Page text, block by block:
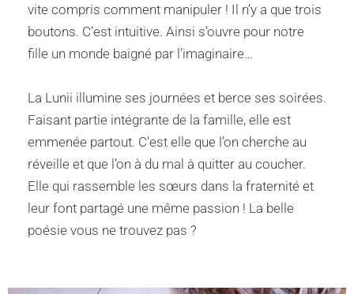
vite compris comment manipuler ! Il n’y a que trois
boutons. C’est intuitive. Ainsi s’ouvre pour notre
fille un monde baigné par l’imaginaire…
La Lunii illumine ses journées et berce ses soirées.
Faisant partie intégrante de la famille, elle est
emmenée partout. C’est elle que l’on cherche au
réveille et que l’on à du mal à quitter au coucher.
Elle qui rassemble les sœurs dans la fraternité et
leur font partagé une même passion ! La belle
poésie vous ne trouvez pas ?